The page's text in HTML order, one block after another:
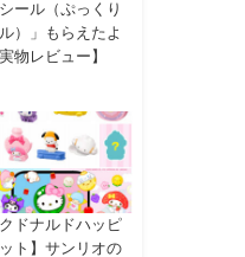
ール（ぷっくり
）」もらえたよ
物レビュー】
クドナルドハッピ
ト】サンリオの